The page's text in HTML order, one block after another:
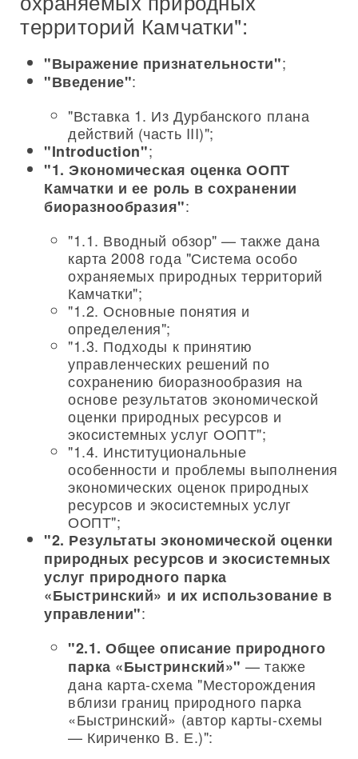
территорий Камчатки":
"Выражение признательности";
"Введение":
"Вставка 1. Из Дурбанского плана
действий (часть III)";
"Introduction";
"1. Экономическая оценка ООПТ
Камчатки и ее роль в сохранении
биоразнообразия":
"1.1. Вводный обзор" — также дана
карта 2008 года "Система особо
охраняемых природных территорий
Камчатки";
"1.2. Основные понятия и
определения";
"1.3. Подходы к принятию
управленческих решений по
сохранению биоразнообразия на
основе результатов экономической
оценки природных ресурсов и
экосистемных услуг ООПТ";
"1.4. Институциональные
особенности и проблемы выполнения
экономических оценок природных
ресурсов и экосистемных услуг
ООПТ";
"2. Результаты экономической оценки
природных ресурсов и экосистемных
услуг природного парка
«Быстринский» и их использование в
управлении":
"2.1. Общее описание природного
парка «Быстринский»" — также
дана карта-схема "Месторождения
вблизи границ природного парка
«Быстринский» (автор карты-схемы
— Кириченко В. Е.)":